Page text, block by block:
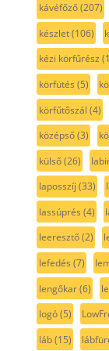
kávéfőző(207)
készlet(106)
kézi körfűrész
körfütés (5)
körfűtőszál (4)
középső(3)
külső(26)
laposszíj (33)
lassúprés (4)
leeresztő(2)
lefedés (7)
lengőkar(6)
logó(5)
láb(15)